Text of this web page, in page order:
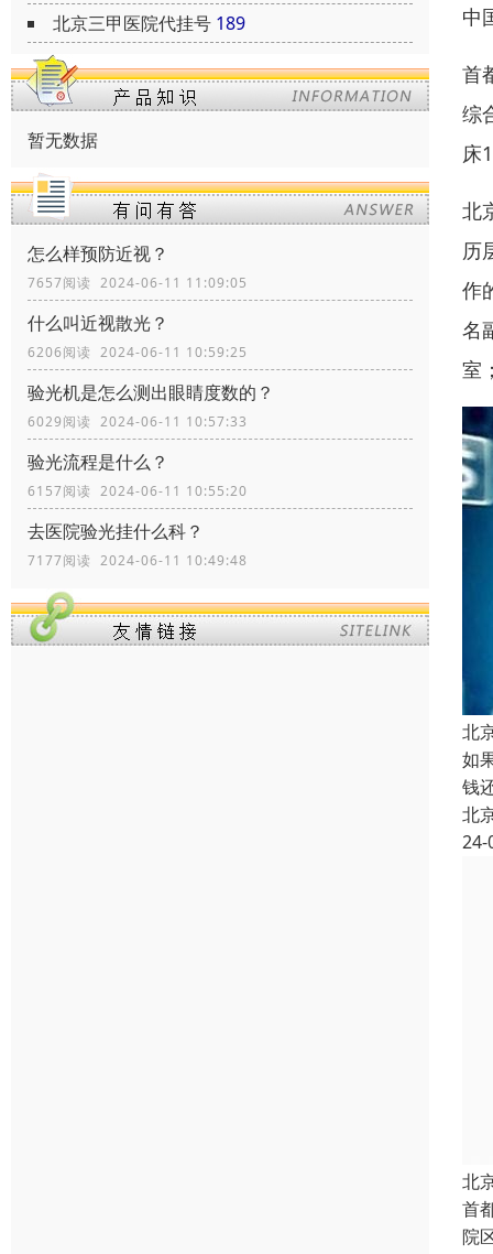
北京三甲医院代挂号 189
暂无数据
怎么样预防近视？
7657阅读 2024-06-11 11:09:05
什么叫近视散光？
6206阅读 2024-06-11 10:59:25
验光机是怎么测出眼睛度数的？
6029阅读 2024-06-11 10:57:33
验光流程是什么？
6157阅读 2024-06-11 10:55:20
去医院验光挂什么科？
7177阅读 2024-06-11 10:49:48
中
首
综
床
北
历
作
名
室
北
如
钱
北
24-
北
首
院